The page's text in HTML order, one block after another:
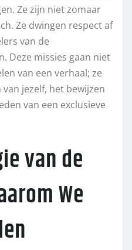
Ze zijn niet zomaar
Ze dwingen respect af
van de
Deze missies gaan niet
van een verhaal; ze
jezelf, het bewijzen
van een exclusieve
van de
We